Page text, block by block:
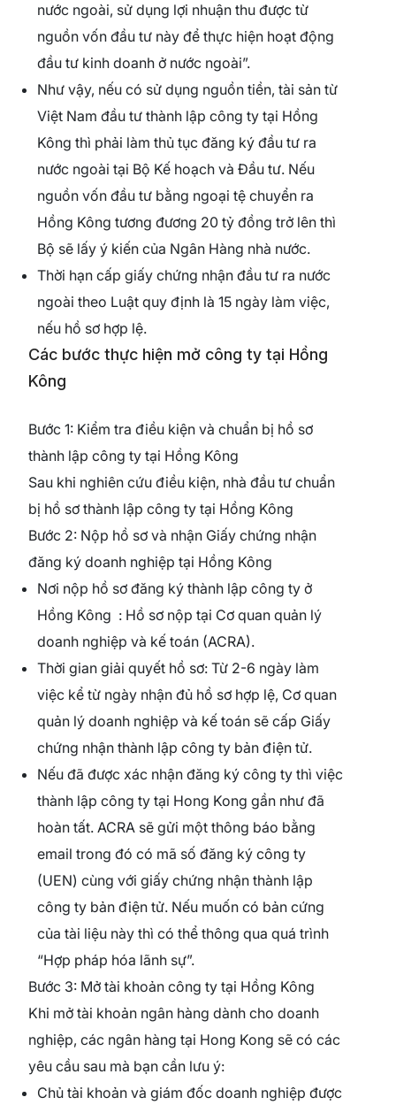
nước ngoài, sử dụng lợi nhuận thu được từ
nguồn vốn đầu tư này để thực hiện hoạt động
đầu tư kinh doanh ở nước ngoài”.
Như vậy, nếu có sử dụng nguồn tiền, tài sản từ
Việt Nam đầu tư thành lập công ty tại Hồng
Kông thì phải làm thủ tục đăng ký đầu tư ra
nước ngoài tại Bộ Kế hoạch và Đầu tư. Nếu
nguồn vốn đầu tư bằng ngoại tệ chuyển ra
Hồng Kông tương đương 20 tỷ đồng trở lên thì
Bộ sẽ lấy ý kiến của Ngân Hàng nhà nước.
Thời hạn cấp giấy chứng nhận đầu tư ra nước
ngoài theo Luật quy định là 15 ngày làm việc,
nếu hồ sơ hợp lệ.
Các bước thực hiện mở công ty tại Hồng
Kông
Bước 1: Kiểm tra điều kiện và chuẩn bị hồ sơ
thành lập công ty tại Hồng Kông
Sau khi nghiên cứu điều kiện, nhà đầu tư chuẩn
bị hồ sơ thành lập công ty tại Hồng Kông
Bước 2: Nộp hồ sơ và nhận Giấy chứng nhận
đăng ký doanh nghiệp tại Hồng Kông
Nơi nộp hồ sơ đăng ký thành lập công ty ở
Hồng Kông : Hồ sơ nộp tại Cơ quan quản lý
doanh nghiệp và kế toán (ACRA).
Thời gian giải quyết hồ sơ: Từ 2-6 ngày làm
việc kể từ ngày nhận đủ hồ sơ hợp lệ, Cơ quan
quản lý doanh nghiệp và kế toán sẽ cấp Giấy
chứng nhận thành lập công ty bản điện tử.
Nếu đã được xác nhận đăng ký công ty thì việc
thành lập công ty tại Hong Kong gần như đã
hoàn tất. ACRA sẽ gửi một thông báo bằng
email trong đó có mã số đăng ký công ty
(UEN) cùng với giấy chứng nhận thành lập
công ty bản điện tử. Nếu muốn có bản cứng
của tài liệu này thì có thể thông qua quá trình
“Hợp pháp hóa lãnh sự”.
Bước 3: Mở tài khoản công ty tại Hồng Kông
Khi mở tài khoản ngân hàng dành cho doanh
nghiệp, các ngân hàng tại Hong Kong sẽ có các
yêu cầu sau mà bạn cần lưu ý:
Chủ tài khoản và giám đốc doanh nghiệp được